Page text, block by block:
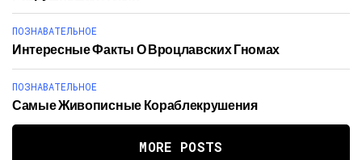
ПОЗНАВАТЕЛЬНОЕ
Интересные Факты О Вроцлавских Гномах
ПОЗНАВАТЕЛЬНОЕ
Самые Живописные Кораблекрушения
MORE POSTS